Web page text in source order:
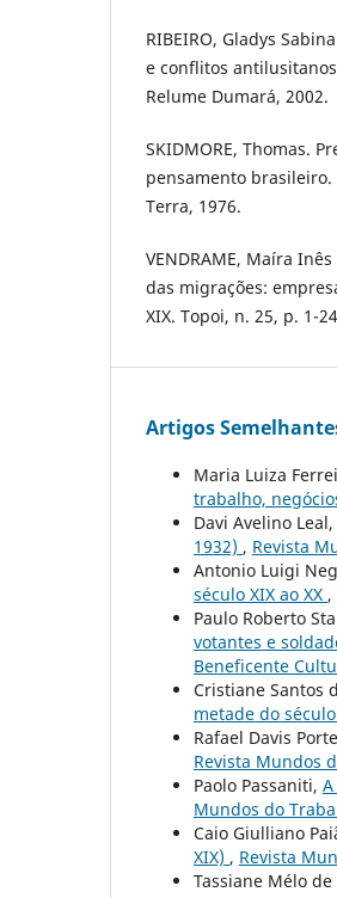
RIBEIRO, Gladys
e conflitos antilusitanos
Relume Dumará, 2002.
SKIDMORE, Thomas.
pensamento brasileiro.
Terra, 1976.
VENDRAME, Maíra
das migrações:
XIX. Topoi, n. 25, p. 1-
Artigos
Maria Luiza
trabalho,
Davi Avelino Leal,
1932) , Revista
Antonio Luigi
século XIX ao XX ,
Paulo Roberto
votantes e
Beneficente
Cristiane Santos
metade do século
Rafael Davis
Revista Mundos
Paolo Passaniti,
Mundos do
Caio Giulliano
XIX) , Revista
Tassiane Mélo de